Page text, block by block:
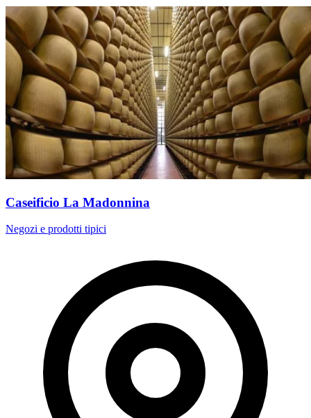
Caseificio La Madonnina
Negozi e prodotti tipici